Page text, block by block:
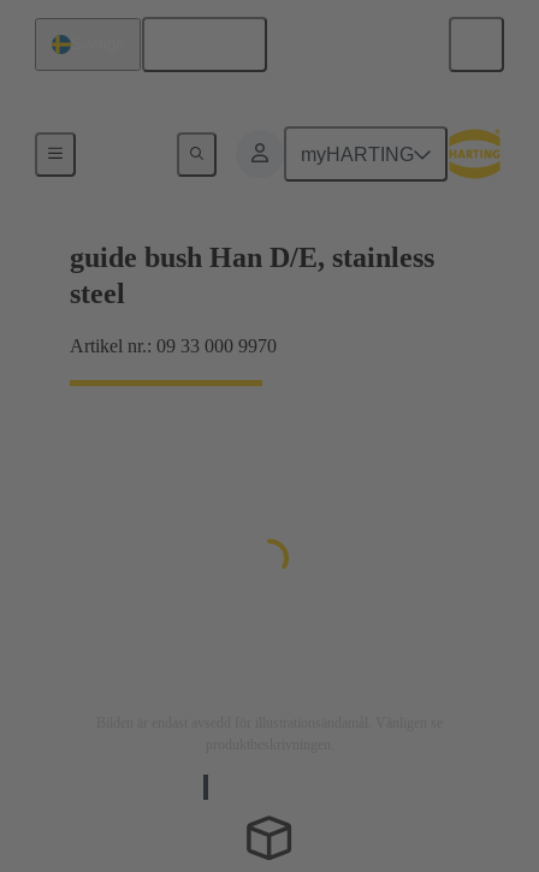
myHARTING
Kodnings- och styrelement
guide bush Han D/E, stainless
steel
Artikel nr.: 09 33 000 9970